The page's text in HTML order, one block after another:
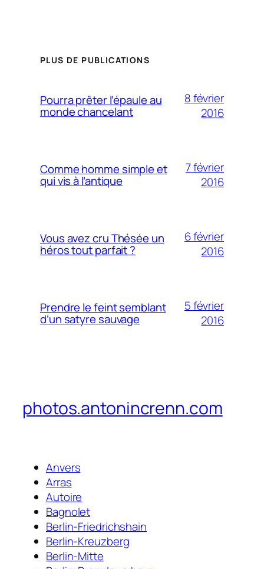
PLUS DE PUBLICATIONS
Pourra prêter l’épaule au
monde chancelant
8 février
2016
Comme homme simple et
qui vis à l’antique
7 février
2016
Vous avez cru Thésée un
héros tout parfait ?
6 février
2016
Prendre le feint semblant
d’un satyre sauvage
5 février
2016
photos.antonincrenn.com
Anvers
Arras
Autoire
Bagnolet
Berlin-Friedrichshain
Berlin-Kreuzberg
Berlin-Mitte